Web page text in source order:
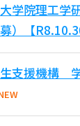
学院理工学
）【
支援機構